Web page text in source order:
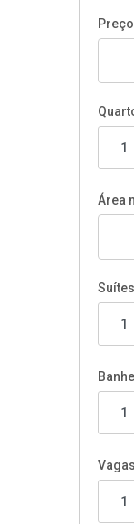
1
Área
Suítes
1
1
Vagas
1